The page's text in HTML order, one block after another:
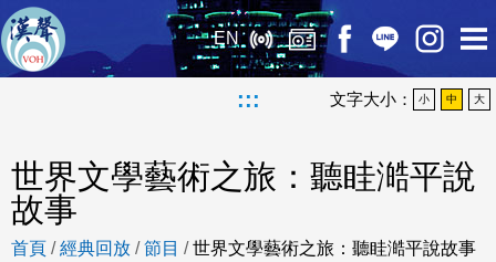
EN
::: 文字大小： 小 中 大
世界文學藝術之旅：聽眭澔平說
故事
首頁 /經典回放 /節目 /世界文學藝術之旅：聽眭澔平說故事